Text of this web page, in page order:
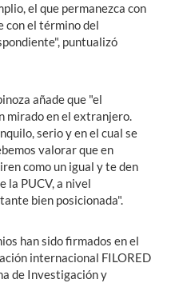
el que permanezca con
con el término del
puntualizó
añade que "el
mirado en el extranjero.
serio y en el cual se
valorar que en
como un igual y te den
la PUCV, a nivel
bien posicionada".
han sido firmados en el
internacional FILORED
de Investigación y